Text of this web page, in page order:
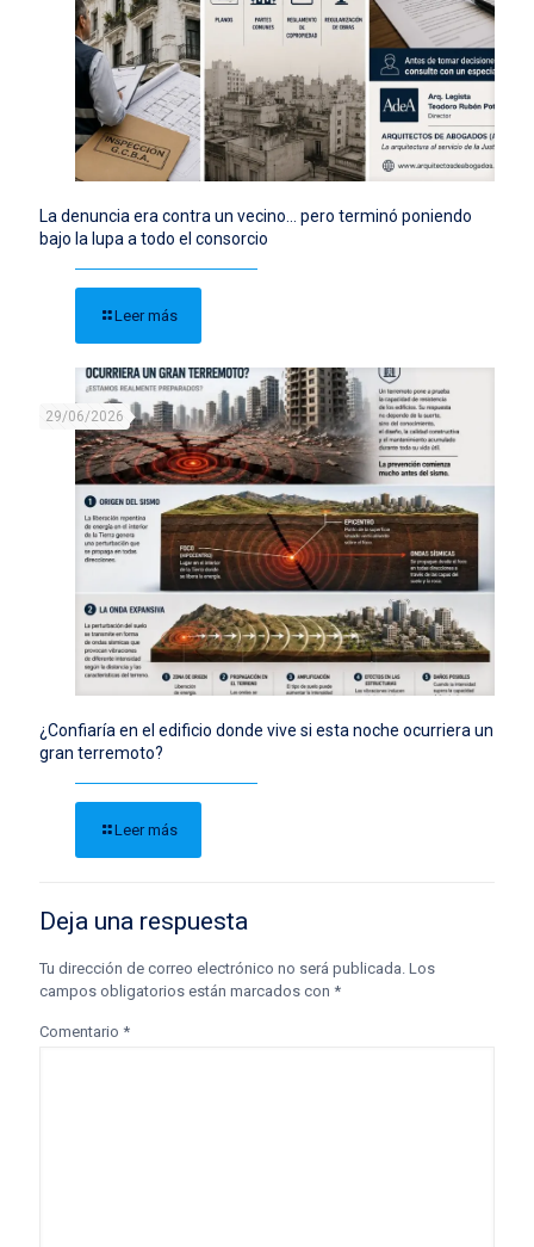
La denuncia era contra un vecino… pero terminó poniendo
bajo la lupa a todo el consorcio
Leer más
29/06/2026
¿Confiaría en el edificio donde vive si esta noche ocurriera un
gran terremoto?
Leer más
Deja una respuesta
Tu dirección de correo electrónico no será publicada. Los
campos obligatorios están marcados con *
Comentario *